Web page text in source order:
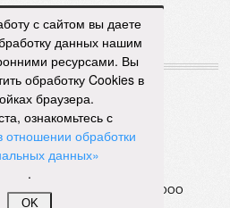
версия»:
41522
Москва, улица 1905 года, 7с1
Россия, Москва, а/я 29. для ООО
с сайтом вы даете
данных нашим
ресурсами. Вы
обработку Cookies в
браузера.
ознакомьтесь с
отношении обработки
данных»
.
OK